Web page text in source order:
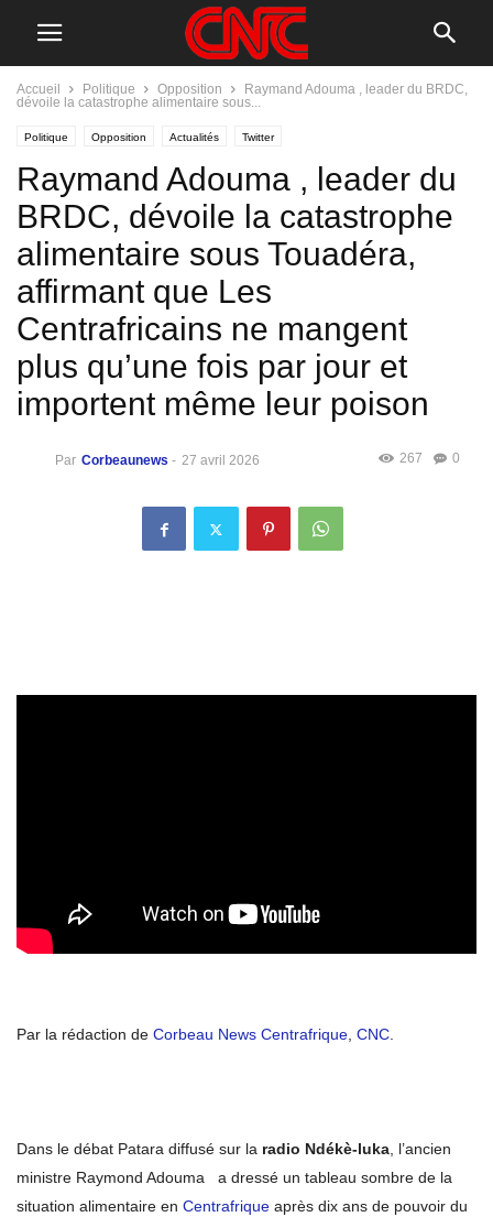
Accueil Politique Opposition
Raymand Adouma , leader du BRDC,
dévoile la catastrophe alimentaire sous...
Politique Opposition Actualités Twitter
Raymand Adouma , leader du
BRDC, dévoile la catastrophe
alimentaire sous Touadéra,
affirmant que Les
Centrafricains ne mangent
plus qu’une fois par jour et
importent même leur poison
Par Corbeaunews - 27 avril 2026 0
267
Par la rédaction de Corbeau News Centrafrique, CNC.
Dans le débat Patara diffusé sur la radio Ndékè-luka, l’ancien
ministre Raymond Adouma a dressé un tableau sombre de la
situation alimentaire en Centrafrique après dix ans de pouvoir du